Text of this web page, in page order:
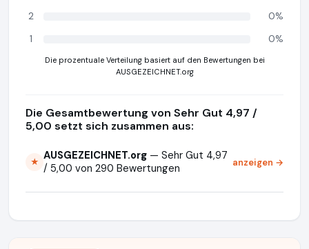
2
0%
1
0%
Die prozentuale Verteilung basiert auf den Bewertungen bei
AUSGEZEICHNET.org
Die Gesamtbewertung von Sehr Gut 4,97 /
5,00 setzt sich zusammen aus:
★ AUSGEZEICHNET.org — Sehr Gut 4,97
/ 5,00 von 290 Bewertungen
anzeigen →